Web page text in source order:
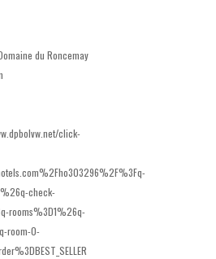
du Roncemay
click-
check-
rooms%3D1%26q-
room-0-